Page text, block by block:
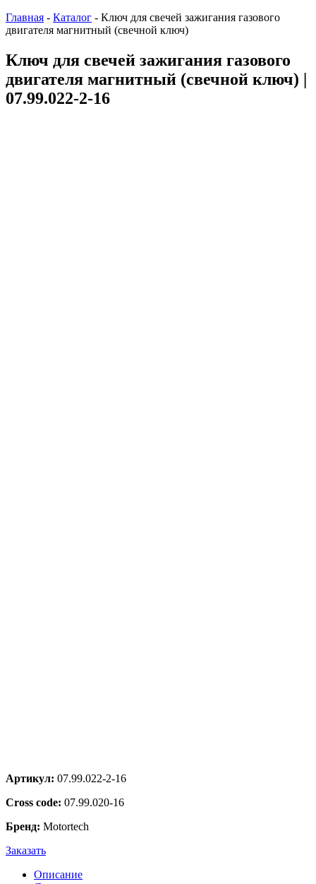
Главная - Каталог - Ключ для свечей зажигания газового
двигателя магнитный (свечной ключ)
Ключ для свечей зажигания газового
двигателя магнитный (свечной ключ) |
07.99.022-2-16
Артикул: 07.99.022-2-16
Cross code: 07.99.020-16
Бренд: Motortech
Заказать
Описание